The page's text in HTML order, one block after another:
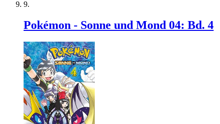
Pokémon - Sonne und Mond 04: Bd. 4